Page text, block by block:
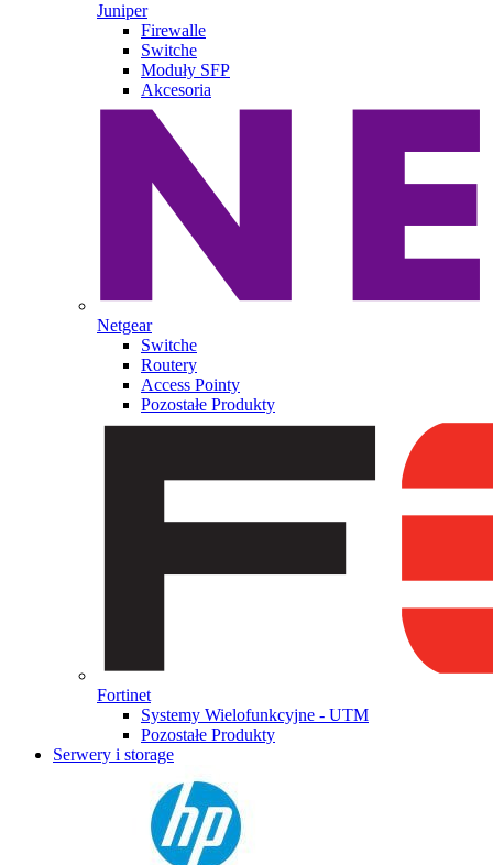
Juniper
Firewalle
Switche
Moduły SFP
Akcesoria
Netgear
Switche
Routery
Access Pointy
Pozostałe Produkty
Fortinet
Systemy Wielofunkcyjne - UTM
Pozostałe Produkty
Serwery i storage